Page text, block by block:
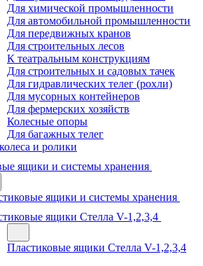
Для химической промышленности
Для автомобильной промышленности
Для передвижных кранов
Для строительных лесов
К театральным конструкциям
Для строительных и садовых тачек
Для гидравлических телег (рохли)
Для мусорных контейнеров
Для фермерских хозяйств
Колесные опоры
Для багажных телег
и ролики
ящики и системы хранения
ящики и системы хранения
ящики Стелла V-1,2,3,4
Пластиковые ящики Стелла V-1,2,3,4